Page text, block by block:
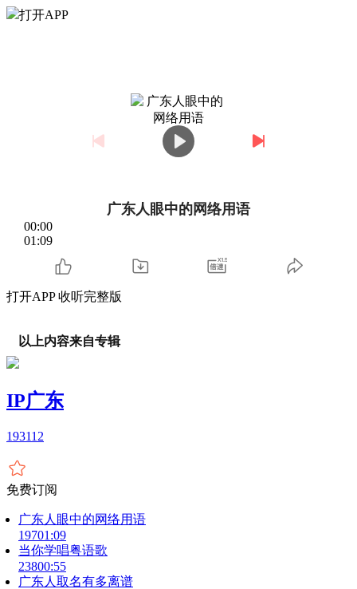
打开APP
广东人眼中的网络用语
00:00
01:09
打开APP 收听完整版
以上内容来自专辑
IP广东
193112
免费订阅
广东人眼中的网络用语
19701:09
当你学唱粤语歌
23800:55
广东人取名有多离谱